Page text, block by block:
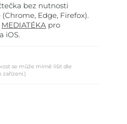
bez nutnosti
Edge, Firefox).
MEDIATÉKA pro
iOS.
se může mírně lišit dle
zařízení.)